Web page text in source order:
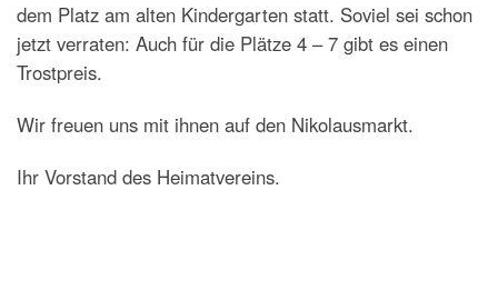
dem Platz am alten Kindergarten statt. Soviel sei schon
jetzt verraten: Auch für die Plätze 4 – 7 gibt es einen
Trostpreis.
Wir freuen uns mit ihnen auf den Nikolausmarkt.
Ihr Vorstand des Heimatvereins.